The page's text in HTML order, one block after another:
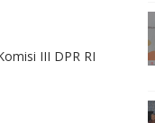
III DPR RI